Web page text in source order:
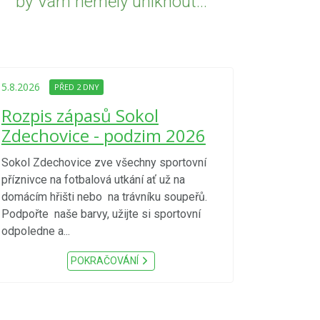
5.8.2026 PŘED 2 DNY
Rozpis zápasů Sokol
Zdechovice - podzim 2026
Sokol Zdechovice zve všechny sportovní
příznivce na fotbalová utkání ať už na
domácím hřišti nebo na trávníku soupeřů.
Podpořte naše barvy, užijte si sportovní
odpoledne a...
POKRAČOVÁNÍ